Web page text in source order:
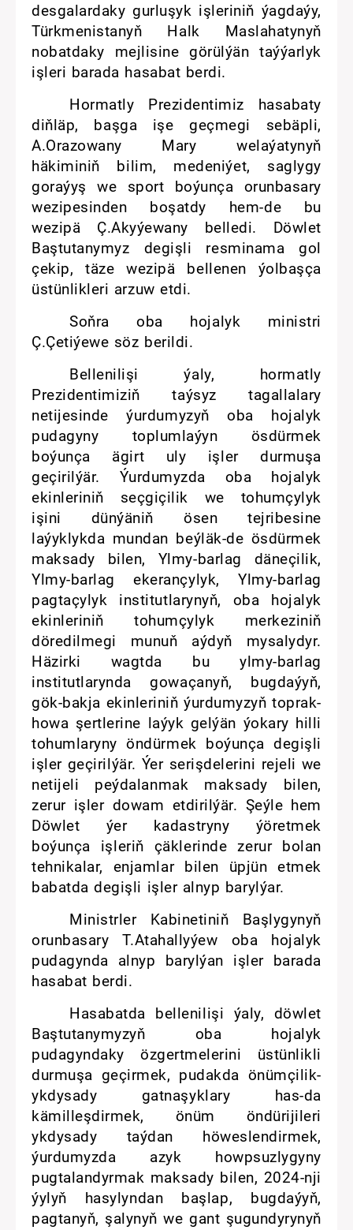
desgalardaky gurluşyk işleriniň ýagdaýy,
Türkmenistanyň Halk Maslahatynyň
nobatdaky mejlisine görülýän taýýarlyk
işleri barada hasabat berdi.
Hormatly Prezidentimiz hasabaty
diňläp, başga işe geçmegi sebäpli,
A.Orazowany Mary welaýatynyň
häkiminiň bilim, medeniýet, saglygy
goraýyş we sport boýunça orunbasary
wezipesinden boşatdy hem-de bu
wezipä Ç.Akyýewany belledi. Döwlet
Baştutanymyz degişli resminama gol
çekip, täze wezipä bellenen ýolbaşça
üstünlikleri arzuw etdi.
Soňra oba hojalyk ministri
Ç.Çetiýewe söz berildi.
Bellenilişi ýaly, hormatly
Prezidentimiziň taýsyz tagallalary
netijesinde ýurdumyzyň oba hojalyk
pudagyny toplumlaýyn ösdürmek
boýunça ägirt uly işler durmuşa
geçirilýär. Ýurdumyzda oba hojalyk
ekinleriniň seçgiçilik we tohumçylyk
işini dünýäniň ösen tejribesine
laýyklykda mundan beýläk-de ösdürmek
maksady bilen, Ylmy-barlag däneçilik,
Ylmy-barlag ekerançylyk, Ylmy-barlag
pagtaçylyk institutlarynyň, oba hojalyk
ekinleriniň tohumçylyk merkeziniň
döredilmegi munuň aýdyň mysalydyr.
Häzirki wagtda bu ylmy-barlag
institutlarynda gowaçanyň, bugdaýyň,
gök-bakja ekinleriniň ýurdumyzyň toprak-
howa şertlerine laýyk gelýän ýokary hilli
tohumlaryny öndürmek boýunça degişli
işler geçirilýär. Ýer serişdelerini rejeli we
netijeli peýdalanmak maksady bilen,
zerur işler dowam etdirilýär. Şeýle hem
Döwlet ýer kadastryny ýöretmek
boýunça işleriň çäklerinde zerur bolan
tehnikalar, enjamlar bilen üpjün etmek
babatda degişli işler alnyp barylýar.
Ministrler Kabinetiniň Başlygynyň
orunbasary T.Atahallyýew oba hojalyk
pudagynda alnyp barylýan işler barada
hasabat berdi.
Hasabatda bellenilişi ýaly, döwlet
Baştutanymyzyň oba hojalyk
pudagyndaky özgertmelerini üstünlikli
durmuşa geçirmek, pudakda önümçilik-
ykdysady gatnaşyklary has-da
kämilleşdirmek, önüm öndürijileri
ykdysady taýdan höweslendirmek,
ýurdumyzda azyk howpsuzlygyny
pugtalandyrmak maksady bilen, 2024-nji
ýylyň hasylyndan başlap, bugdaýyň,
pagtanyň, şalynyň we gant şugundyrynyň